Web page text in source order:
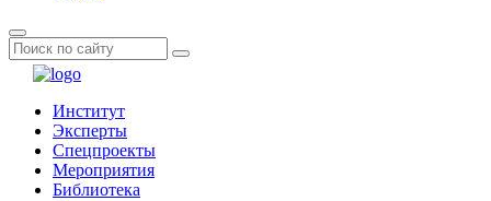
Институт
Эксперты
Спецпроекты
Мероприятия
Библиотека